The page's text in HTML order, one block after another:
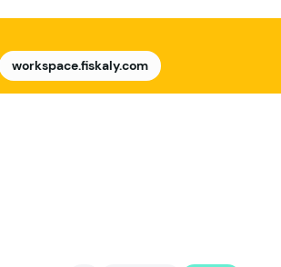
workspace.fiskaly.com